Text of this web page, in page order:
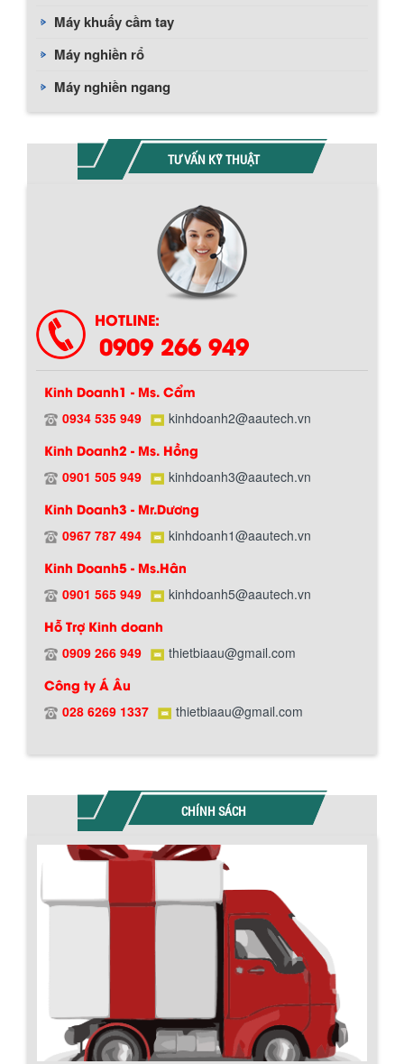
Máy khuấy cầm tay
Máy nghiền rổ
Máy nghiền ngang
TƯ VẤN KỸ THUẬT
HOTLINE:
0909 266 949
Kinh Doanh1 - Ms. Cẩm
0934 535 949 kinhdoanh2@aautech.vn
Kinh Doanh2 - Ms. Hồng
0901 505 949 kinhdoanh3@aautech.vn
Kinh Doanh3 - Mr.Dương
0967 787 494 kinhdoanh1@aautech.vn
Kinh Doanh5 - Ms.Hân
0901 565 949 kinhdoanh5@aautech.vn
Hỗ Trợ Kinh doanh
0909 266 949 thietbiaau@gmail.com
Công ty Á Âu
028 6269 1337 thietbiaau@gmail.com
CHÍNH SÁCH
Chính sách giao hàng
Bồn chứa giải nhiệt sơn, mực in có cấu
tạo gồm 2 lớp inox và được dùng để
MÁY TRỘN BỘT KHÔ 500KG
Máy trộn bột khô 500kg được thiết kế
thân bồn nằm ngang, với cánh trộn bột
xoay đảo thuận nghịch. Vật liệu...
MÁY TRỘN BỘT KHÔ 200KG
Máy trộn bột khô 200kg được gia công
sản xuất tại công ty Á Âu. Máy dùng
trộn các loại bột khô trong các ngành...